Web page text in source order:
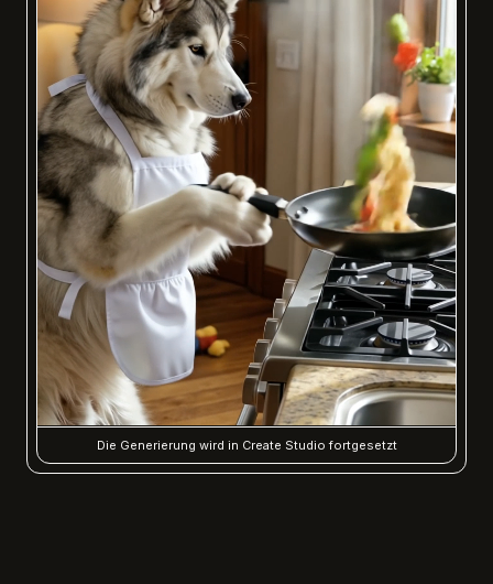
Die Generierung wird in Create Studio fortgesetzt